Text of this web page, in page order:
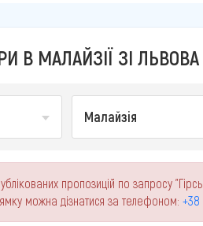
В МАЛАЙЗІЇ ЗІ
Малайзія
пропозицій по запросу
можна дізнатися за телефоном: +38